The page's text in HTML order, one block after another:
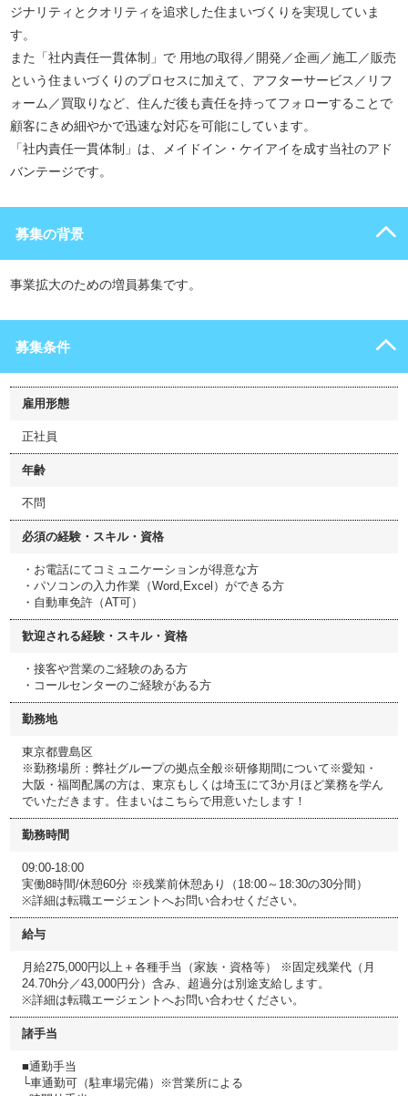
ジナリティとクオリティを追求した住まいづくりを実現していま
す。
また「社内責任一貫体制」で 用地の取得／開発／企画／施工／販売
という住まいづくりのプロセスに加えて、アフターサービス／リフ
ォーム／買取りなど、住んだ後も責任を持ってフォローすることで
顧客にきめ細やかで迅速な対応を可能にしています。
「社内責任一貫体制」は、メイドイン・ケイアイを成す当社のアド
バンテージです。
募集の背景
事業拡大のための増員募集です。
募集条件
雇用形態
正社員
年齢
不問
必須の経験・スキル・資格
・お電話にてコミュニケーションが得意な方
・パソコンの入力作業（Word,Excel）ができる方
・自動車免許（AT可）
歓迎される経験・スキル・資格
・接客や営業のご経験のある方
・コールセンターのご経験がある方
勤務地
東京都豊島区
※勤務場所：弊社グループの拠点全般※研修期間について※愛知・
大阪・福岡配属の方は、東京もしくは埼玉にて3か月ほど業務を学ん
でいただきます。住まいはこちらで用意いたします！
勤務時間
09:00-18:00
実働8時間/休憩60分 ※残業前休憩あり（18:00～18:30の30分間）
※詳細は転職エージェントへお問い合わせください。
給与
月給275,000円以上＋各種手当（家族・資格等） ※固定残業代（月
24.70h分／43,000円分）含み、超過分は別途支給します。
※詳細は転職エージェントへお問い合わせください。
諸手当
■通勤手当
└車通勤可（駐車場完備）※営業所による